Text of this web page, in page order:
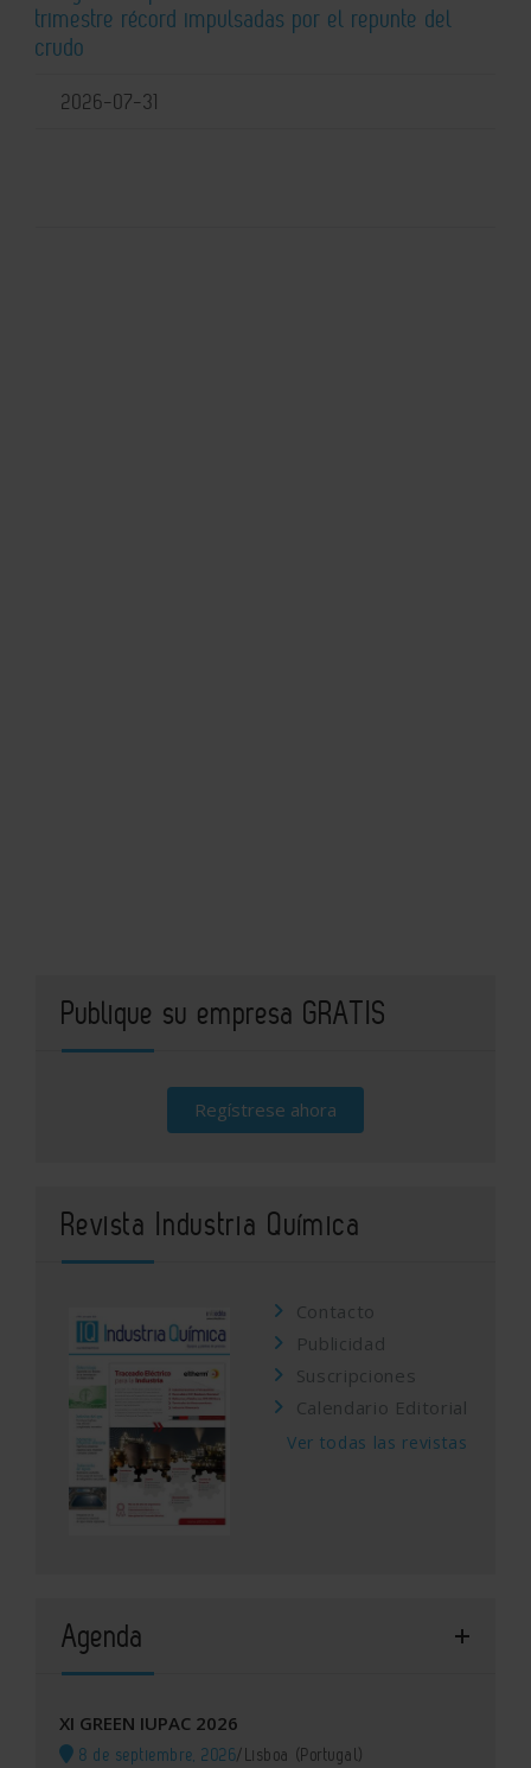
trimestre récord impulsadas por el repunte del
crudo
2026-07-31
Publique su empresa GRATIS
Regístrese ahora
Revista Industria Química
Contacto
Publicidad
Suscripciones
Calendario Editorial
Ver todas las revistas
Agenda
XI GREEN IUPAC 2026
8 de septiembre, 2026/ Lisboa (Portugal)